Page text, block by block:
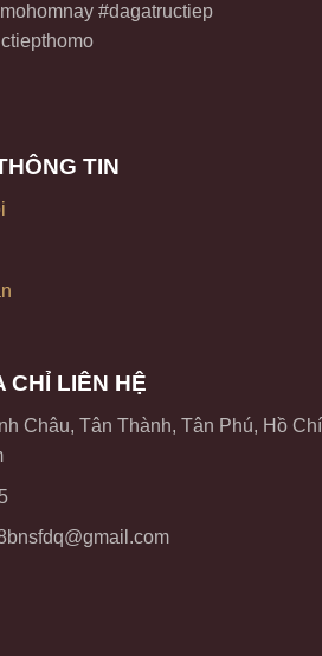
#dagatructiep
TIN
CHỈ LIÊN HỆ
Châu, Tân Thành, Tân Phú, Hồ Chí